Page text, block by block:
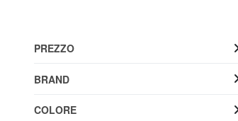
PREZZO
BRAND
COLORE